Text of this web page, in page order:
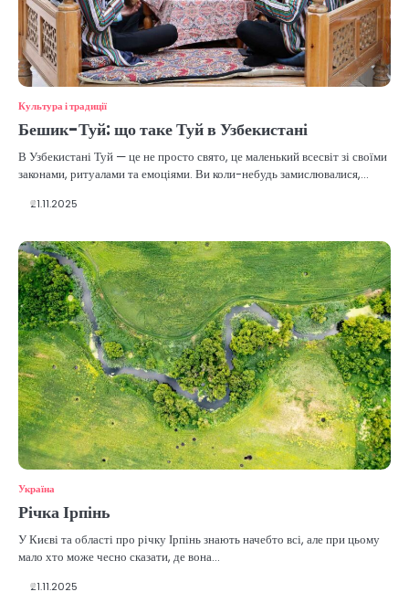
Культура і традиції
Бешик-Туй: що таке Туй в Узбекистані
В Узбекистані Туй — це не просто свято, це маленький всесвіт зі своїми
законами, ритуалами та емоціями. Ви коли-небудь замислювалися,…
21.11.2025
Україна
Річка Ірпінь
У Києві та області про річку Ірпінь знають начебто всі, але при цьому
мало хто може чесно сказати, де вона…
21.11.2025